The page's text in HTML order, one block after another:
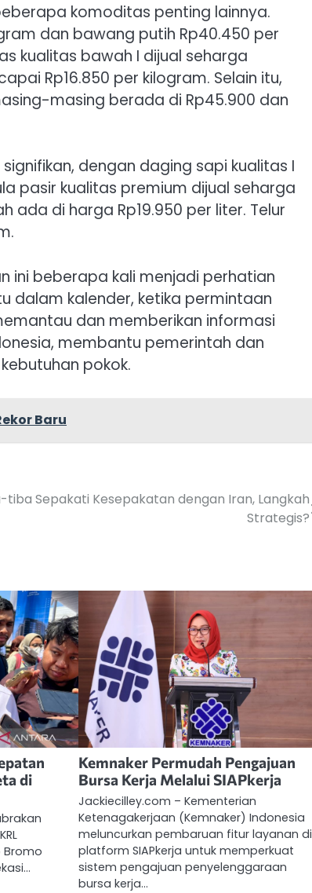
komoditas penting lainnya.
dan bawang putih Rp40.450 per
kualitas bawah I dijual seharga
Rp16.850 per kilogram. Selain itu,
masing berada di Rp45.900 dan
dengan daging sapi kualitas I
pasir kualitas premium dijual seharga
ada di harga Rp19.950 per liter. Telur
ini beberapa kali menjadi perhatian
dalam kalender, ketika permintaan
dan memberikan informasi
membantu pemerintah dan
pokok.
Baru
tiba Sepakati Kesepakatan dengan Iran, Langkah
Strategis?
di
Bromo
Kemnaker Permudah Pengajuan
Bursa Kerja Melalui SIAPkerja
Jackiecilley.com – Kementerian
Ketenagakerjaan (Kemnaker) Indonesia
meluncurkan pembaruan fitur layanan di
platform SIAPkerja untuk memperkuat
sistem pengajuan penyelenggaraan
bursa kerja…